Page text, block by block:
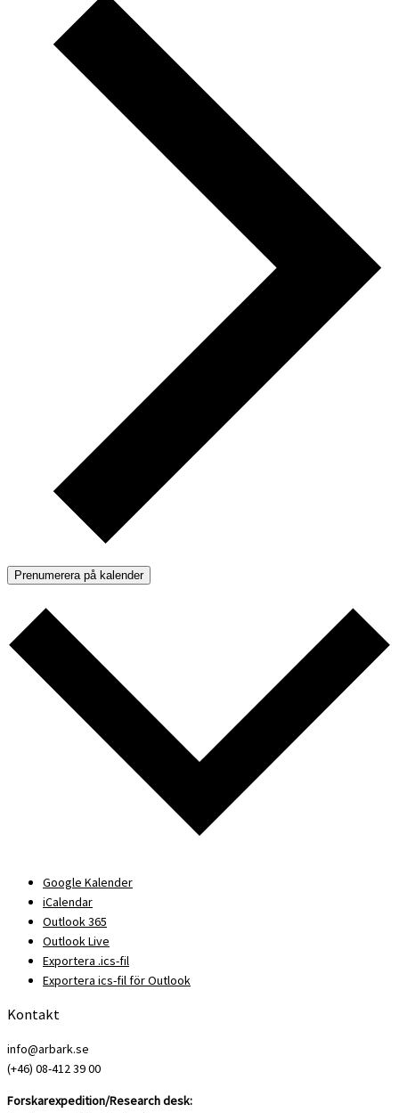
Prenumerera på kalender
Google Kalender
iCalendar
Outlook 365
Outlook Live
Exportera .ics-fil
Exportera ics-fil för Outlook
Kontakt
info@arbark.se
(+46) 08-412 39 00
Forskarexpedition/Research desk: